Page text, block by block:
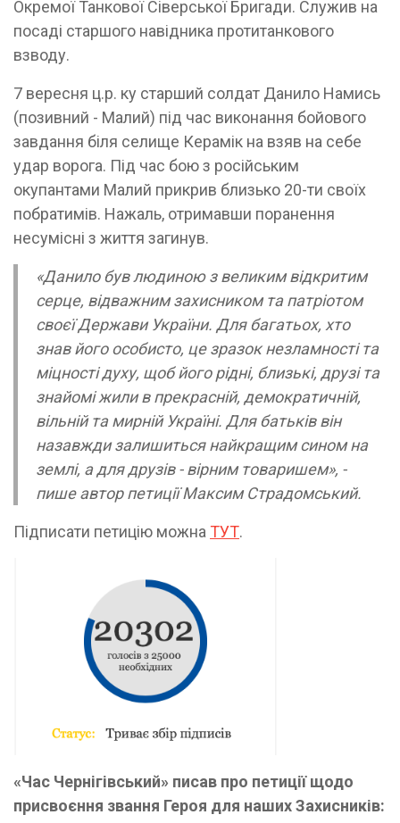
Окремої Танкової Сіверської Бригади. Служив на
посаді старшого навідника протитанкового
взводу.
7 вересня ц.р. ку старший солдат Данило Намись
(позивний - Малий) під час виконання бойового
завдання біля селище Керамік на взяв на себе
удар ворога. Під час бою з російським
окупантами Малий прикрив близько 20-ти своїх
побратимів. Нажаль, отримавши поранення
несумісні з життя загинув.
«Данило був людиною з великим відкритим
серце, відважним захисником та патріотом
своєї Держави України. Для багатьох, хто
знав його особисто, це зразок незламності та
міцності духу, щоб його рідні, близькі, друзі та
знайомі жили в прекрасній, демократичній,
вільній та мирній Україні. Для батьків він
назавжди залишиться найкращим сином на
землі, а для друзів - вірним товаришем», -
пише автор петиції Максим Страдомський.
Підписати петицію можна ТУТ.
«Час Чернігівський» писав про петиції щодо
присвоєння звання Героя для наших Захисників: